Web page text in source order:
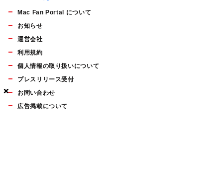
×
×
×
Mac Fan Portal について
お知らせ
運営会社
利用規約
個人情報の取り扱いについて
プレスリリース受付
お問い合わせ
広告掲載について